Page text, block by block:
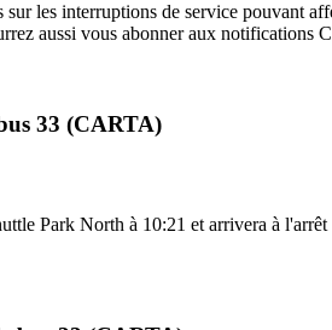
les interruptions de service pouvant
aussi vous abonner aux notifications
33 (CARTA)
Park North à 10:21 et arrivera à